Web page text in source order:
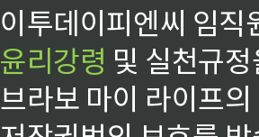
이투데이피엔씨 임
윤리강령 및 실천규
브라보 마이 라이프